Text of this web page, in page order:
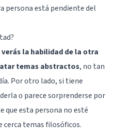
persona está pendiente del
verás la habilidad de la otra
temas abstractos, no tan
Por otro lado, si tiene
o parece sorprenderse por
que esta persona no esté
cerca temas filosóficos.